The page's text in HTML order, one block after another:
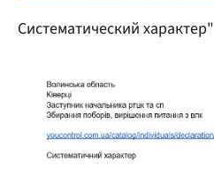
Систематический характер"